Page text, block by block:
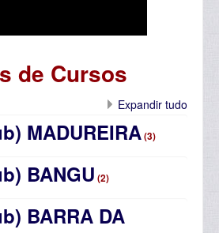
de Cursos
Expandir tudo
MADUREIRA(3)
BANGU (2)
BARRA DA